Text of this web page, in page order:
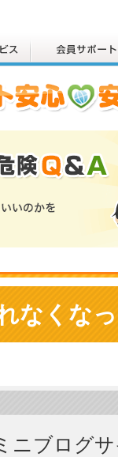
なくな
ニブログ